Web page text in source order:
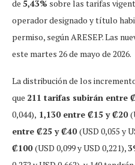
de 5,43% sobre las tarifas
operador designado y título
permiso, según ARESEP. Las
este martes 26 de mayo de 2026.
La distribución de los
que 211 tarifas subirán entre
0,044), 1,130 entre ₡15 y ₡20
entre ₡25 y ₡40(USD 0,055 y
₡100(USD 0,099 y USD 0,221),